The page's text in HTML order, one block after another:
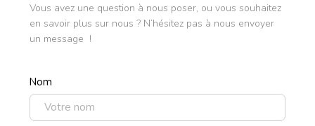
Vous avez une question à nous poser, ou vous souhaitez
en savoir plus sur nous ? N’hésitez pas à nous envoyer
un message !
Nom